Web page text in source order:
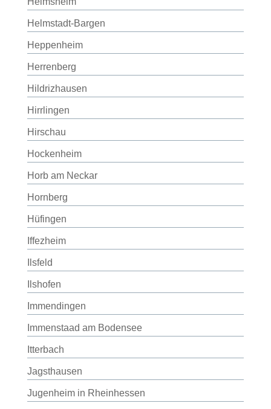
Helmstadt-Bargen
Heppenheim
Herrenberg
Hildrizhausen
Hirrlingen
Hirschau
Hockenheim
Horb am Neckar
Hornberg
Hüfingen
Iffezheim
Ilsfeld
Ilshofen
Immendingen
Immenstaad am Bodensee
Itterbach
Jagsthausen
Jugenheim in Rheinhessen